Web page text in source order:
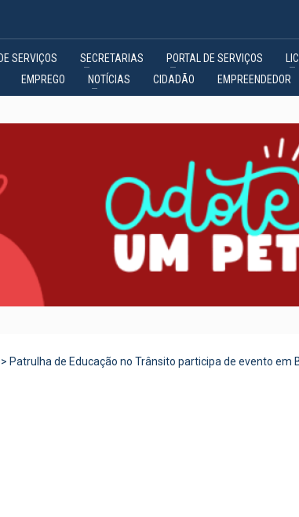
SERVIÇOS SECRETARIAS PORTAL DE SERVIÇOS
EMPREGO NOTÍCIAS CIDADÃO EMPREENDEDOR
> Patrulha de Educação no Trânsito participa de evento